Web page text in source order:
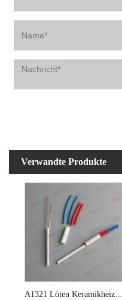
Verwandte Produkte
A1321 Löten Keramikheizelement